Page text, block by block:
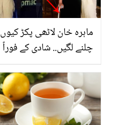
ماہرہ خان لاٹھی پکڑ کیوں
چلنے لگیں.. شادی کے فوراً
ہوا؟